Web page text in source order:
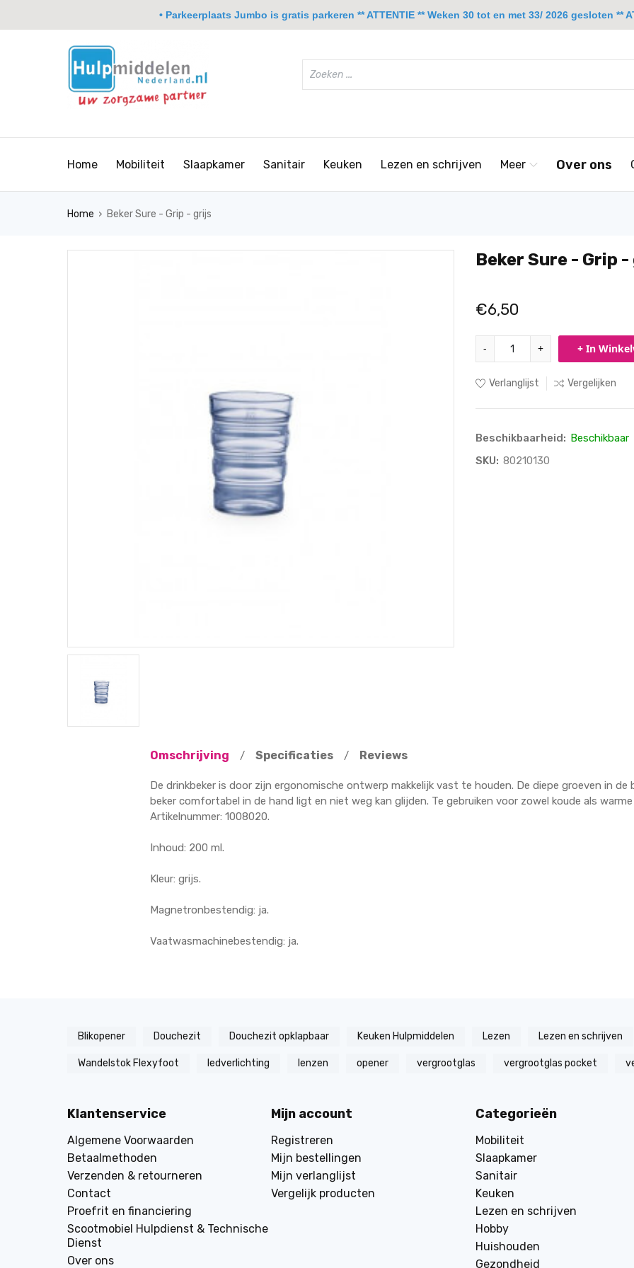
Home Mobiliteit Slaapkamer Sanitair Keuken Lezen en schrijven Meer Over ons
Home › Beker Sure - Grip - grijs
Beker Sure - Grip
€6,50
- + + In
Verlanglijst Vergelijken
Beschikbaarheid: Beschikbaar
SKU: 80210130
Omschrijving / Specificaties / Reviews
De drinkbeker is door zijn ergonomische ontwerp makkelijk vast te houden. De diepe groeven in de
beker comfortabel in de hand ligt en niet weg kan glijden. Te gebruiken voor zowel koude als
Artikelnummer: 1008020.
Inhoud: 200 ml.
Kleur: grijs.
Magnetronbestendig: ja.
Vaatwasmachinebestendig: ja.
Blikopener Douchezit Douchezit opklapbaar Keuken Hulpmiddelen Lezen Lezen en schrijven
Wandelstok Flexyfoot ledverlichting lenzen opener vergrootglas vergrootglas pocket
Klantenservice
Algemene Voorwaarden
Betaalmethoden
Verzenden & retourneren
Contact
Proefrit en financiering
Scootmobiel Hulpdienst & Technische
Dienst
Over ons
Mijn account
Registreren
Mijn bestellingen
Mijn verlanglijst
Vergelijk producten
Categorieën
Mobiliteit
Slaapkamer
Sanitair
Keuken
Lezen en schrijven
Hobby
Huishouden
Gezondheid
• Parkeerplaats Jumbo is gratis parkeren ** ATTENTIE ** Weken 30 tot en met 33/ 2026 gesloten **